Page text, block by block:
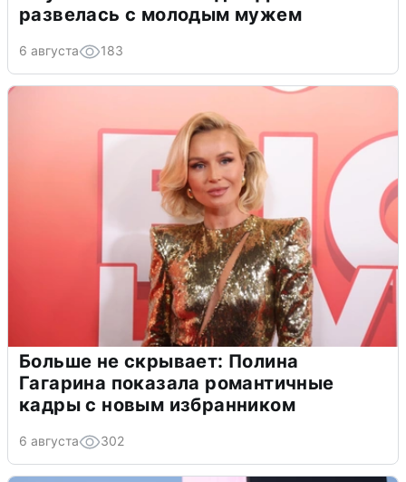
развелась с молодым мужем
6 августа 183
Больше не скрывает: Полина
Гагарина показала романтичные
кадры с новым избранником
6 августа 302